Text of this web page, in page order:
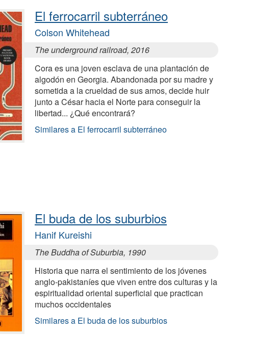
El ferrocarril subterráneo
Colson Whitehead
The underground railroad, 2016
Cora es una joven esclava de una plantación de
algodón en Georgia. Abandonada por su madre y
sometida a la crueldad de sus amos, decide huir
junto a César hacia el Norte para conseguir la
libertad... ¿Qué encontrará?
Similares a El ferrocarril subterráneo
El buda de los suburbios
Hanif Kureishi
The Buddha of Suburbia, 1990
Historia que narra el sentimiento de los jóvenes
anglo-pakistaníes que viven entre dos culturas y la
espiritualidad oriental superficial que practican
muchos occidentales
Similares a El buda de los suburbios